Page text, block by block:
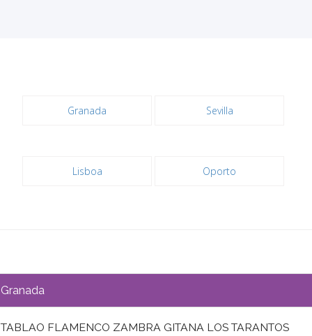
Granada Sevilla
Lisboa Oporto
Granada
TABLAO FLAMENCO ZAMBRA GITANA LOS TARANTOS